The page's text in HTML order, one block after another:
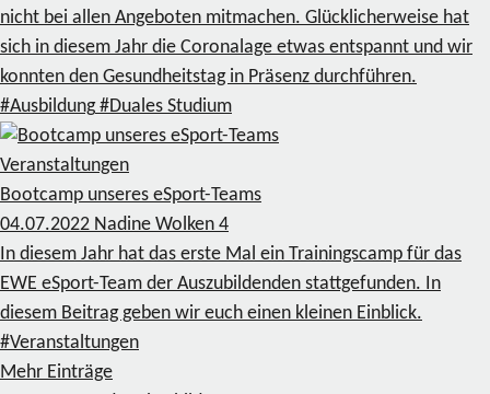
nicht bei allen Angeboten mitmachen. Glücklicherweise hat
sich in diesem Jahr die Coronalage etwas entspannt und wir
konnten den Gesundheitstag in Präsenz durchführen.
#Ausbildung #Duales Studium
Veranstaltungen
Bootcamp unseres eSport-Teams
04.07.2022 Nadine Wolken 4
In diesem Jahr hat das erste Mal ein Trainingscamp für das
EWE eSport-Team der Auszubildenden stattgefunden. In
diesem Beitrag geben wir euch einen kleinen Einblick.
#Veranstaltungen
Mehr Einträge